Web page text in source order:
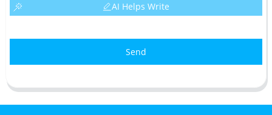
AI Helps Write
Send